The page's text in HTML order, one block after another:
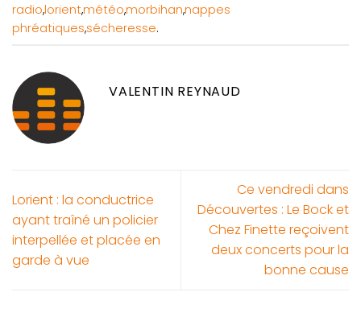
radio,lorient,météo,morbihan,nappes
phréatiques,sécheresse.
VALENTIN REYNAUD
Lorient : la conductrice
ayant traîné un policier
interpellée et placée en
garde à vue
Ce vendredi dans
Découvertes : Le Bock et
Chez Finette reçoivent
deux concerts pour la
bonne cause